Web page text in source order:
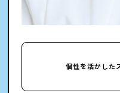
個性を活かした